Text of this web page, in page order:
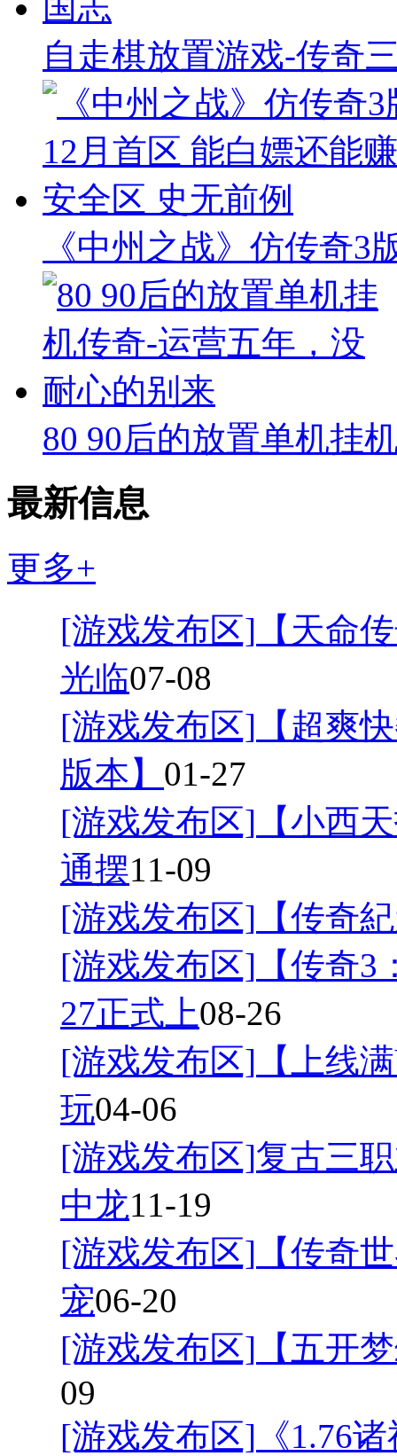
自走棋放置游戏-传奇
《中州之战》仿传奇3
80 90后的放置单机挂
最新信息
更多+
[游戏发布区] 【天命
光临07-08
[游戏发布区] 【超爽
版本】 01-27
[游戏发布区] 【小西
通摆11-09
[游戏发布区] 【传奇
[游戏发布区] 【传奇
27正式上08-26
[游戏发布区] 【上线
玩04-06
[游戏发布区]复古三
中龙11-19
[游戏发布区] 【传奇
宠06-20
[游戏发布区] 【五开
09
[游戏发布区] 《1.76